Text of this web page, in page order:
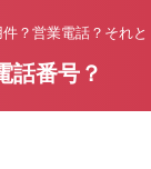
？営業電話？それと
話番号？